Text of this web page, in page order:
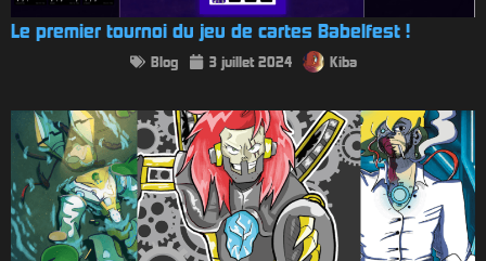
Le premier tournoi du jeu de cartes Babelfest !
Blog 3 juillet 2024 Kiba